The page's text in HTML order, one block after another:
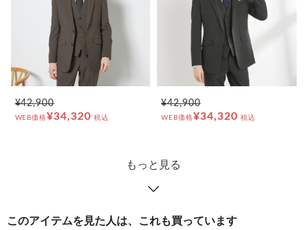
¥42,900
WEB価格¥34,320 税込
¥42,900
WEB価格¥34,320 税込
もっと見る
このアイテムを見た人は、これも買っています